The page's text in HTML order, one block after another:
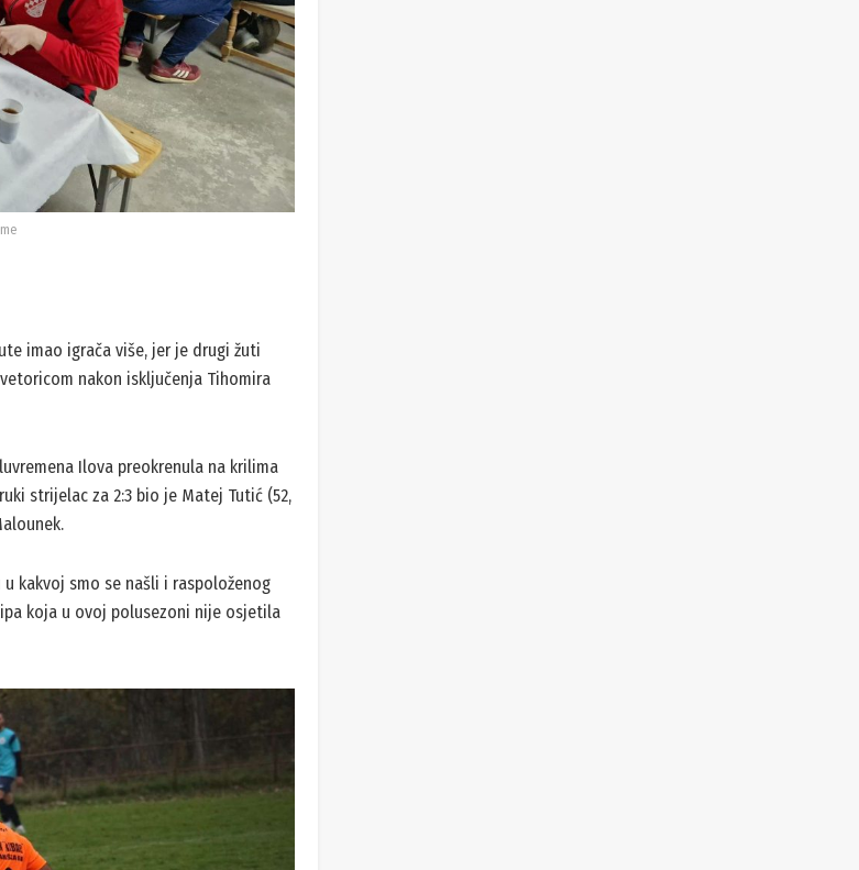
imao igrača više, jer je drugi žuti
nakon isključenja Tihomira
Ilova preokrenula na krilima
strijelac za 2:3 bio je Matej Tutić (52,
kakvoj smo se našli i raspoloženog
koja u ovoj polusezoni nije osjetila